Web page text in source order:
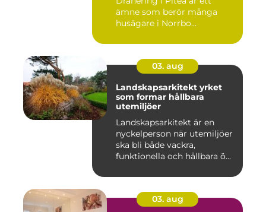
ämne som berör många
husägare i Norrbo...
03. aug
Landskapsarkitekt yrket
som formar hållbara
utemiljöer
Landskapsarkitekt är en
nyckelperson när utemiljöer
ska bli både vackra,
funktionella och hållbara ö...
03. aug